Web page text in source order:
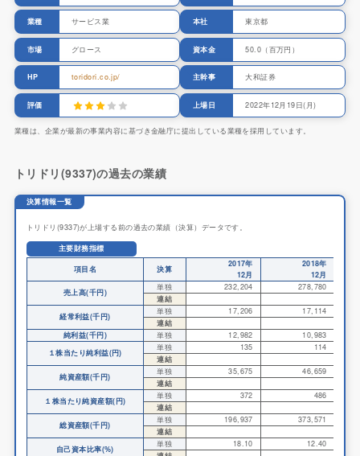
業種 サービス業
市場 グロース
HP toridori.co.jp/
評価
本社 東京都
資本金 50.0（百万円）
主幹事 大和証券
上場日 2022年12月19日(月)
業種は、企業が最新の事業内容に基づき金融庁に提出している業種を採用しています。
トリドリ(9337)の過去の業績
決算情報一覧
トリドリ(9337)が上場する前の過去の業績（決算）データです。
主要財務指標
項目名
決算
2017年
12月
2018年
12月
売上高(千円)
単独 232,204
278,780
連結
経常利益(千円)
単独 17,206
17,114
連結
純利益(千円)
単独 12,982
10,983
１株当たり純利益(円)
単独 135
114
連結
純資産額(千円)
単独 35,675
46,659
連結
１株当たり純資産額(円)
単独 372
486
連結
総資産額(千円)
単独 196,937
373,571
連結
自己資本比率(%)
単独 18.10
12.40